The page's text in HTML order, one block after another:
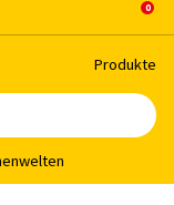
Pro­duk­te